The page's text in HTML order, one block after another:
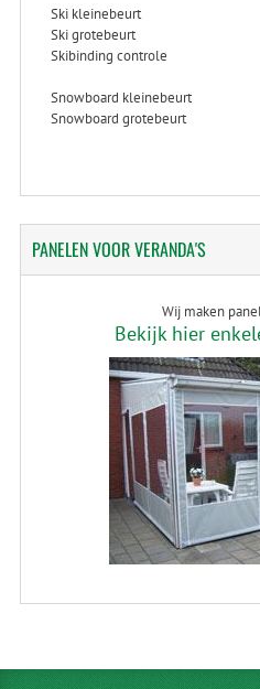
Ski kleinebeurt
Ski grotebeurt
Skibinding controle
Snowboard kleinebeurt
Snowboard grotebeurt
PANELENVOOR VERANDA'S
Wij maken
Bekijk hier